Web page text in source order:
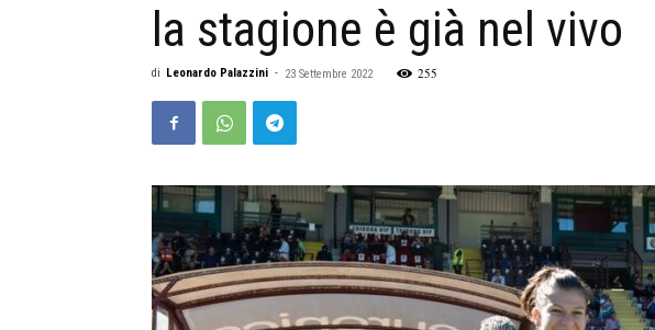
la stagione è già nel vivo
di Leonardo Palazzini - 23 Settembre 2022 255